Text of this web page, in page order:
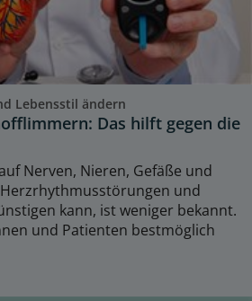
Lebensstil ändern
Das hilft gegen die
Nerven, Nieren, Gefäße und
und
kann, ist weniger bekannt.
und Patienten bestmöglich